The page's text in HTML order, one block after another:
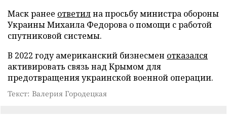
Маск ранее ответилна просьбу министра обороны
Украины Михаила Федорова о помощи с работой
спутниковой системы.
В 2022 году американский бизнесмен отказался
активировать связь над Крымом для
предотвращения украинской военной операции.
Текст: Валерия Городецкая